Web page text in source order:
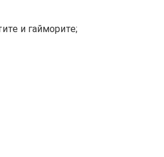
и гайморите;